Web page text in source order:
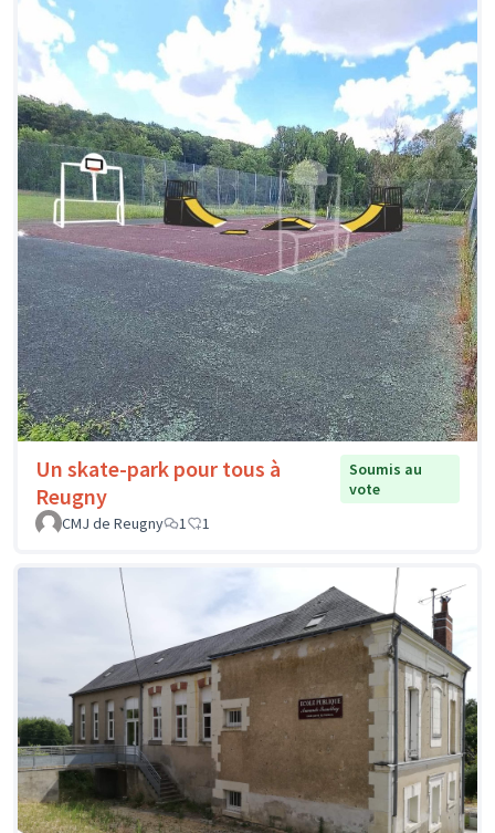
Un skate-park pour tous à
Reugny
Soumis au
vote
CMJ de Reugny
1 1